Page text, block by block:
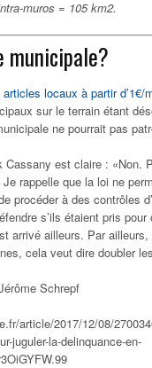
muros = 105 km2.
municipale?
locaux à partir d’1€/
sur le terrain étant
ne pourrait pas
Cassany est claire : «Non.
rappelle que la loi ne
procéder à des contrôles
s’ils étaient pris pour
arrivé ailleurs. Par
cela veut dire doubler
Schrepf
article/2017/12/08/
juguler-la-delinquance-en-